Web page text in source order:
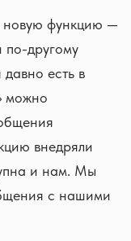
новую функцию —
по-другому
есть в
можно
внедряли
и нам. Мы
с нашими